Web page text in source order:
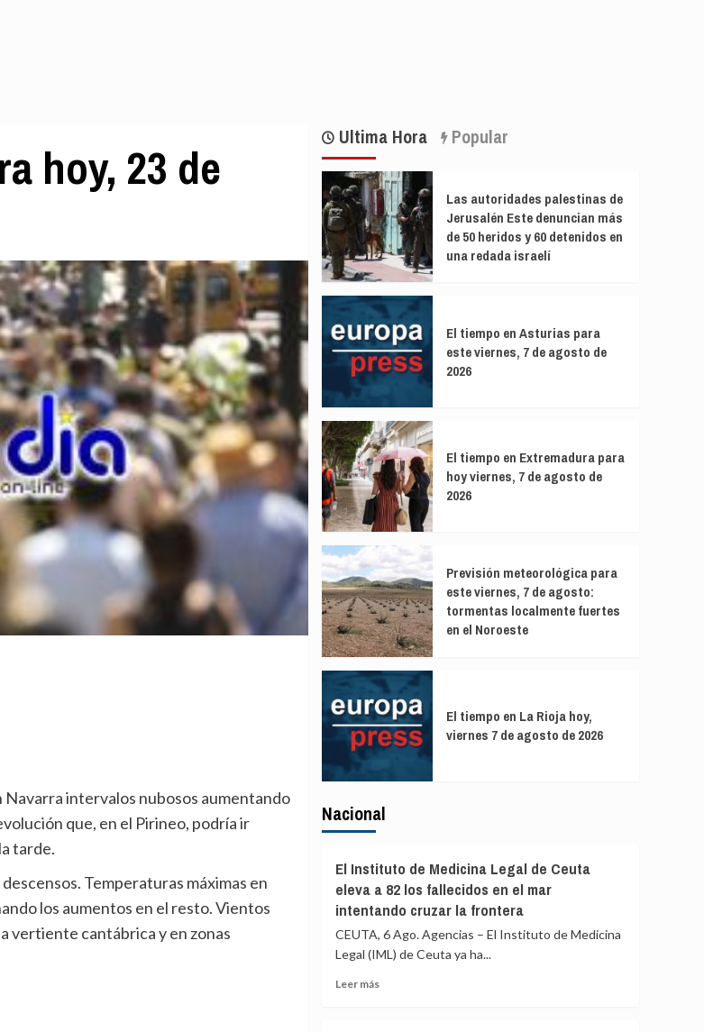
hoy, 23 de
que, en el Pirineo, podría ir
tarde.
los aumentos en el resto. Vientos
vertiente cantábrica y en zonas
Ultima Hora Popular
Las autoridades palestinas de
Jerusalén Este denuncian más
de 50 heridos y 60 detenidos en
una redada israelí
El tiempo en Asturias para
este viernes, 7 de agosto de
2026
El tiempo en Extremadura para
hoy viernes, 7 de agosto de
2026
Previsión meteorológica para
este viernes, 7 de agosto:
tormentas localmente fuertes
en el Noroeste
El tiempo en La Rioja hoy,
viernes 7 de agosto de 2026
Nacional
El Instituto de Medicina Legal de Ceuta
eleva a 82 los fallecidos en el mar
intentando cruzar la frontera
CEUTA, 6 Ago. Agencias – El Instituto de Medicina
Legal (IML) de Ceuta ya ha...
Leer másLeer